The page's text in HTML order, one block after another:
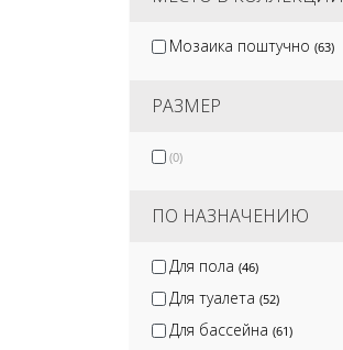
Мозаика поштучно (63)
РАЗМЕР
(0)
ПО НАЗНАЧЕНИЮ
Для пола (46)
Для туалета (52)
Для бассейна (61)